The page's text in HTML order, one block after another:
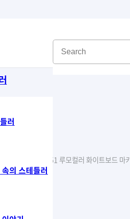
러
의 스테들러
marker 351 루모컬러 화이트보드 마